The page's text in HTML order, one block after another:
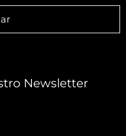
Newsletter